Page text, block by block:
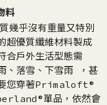
料
乎沒有重量又特別
超優質纖維材料製成
合戶外生活型態需
、落雪、下雪雨 ，甚
要您穿著Primaloft®
單品，依然會